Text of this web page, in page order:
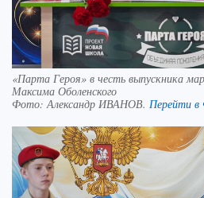
«Парта Героя» в честь выпускника
Максима Оболенского
Фото:Александр ИВАНОВ. Перейти